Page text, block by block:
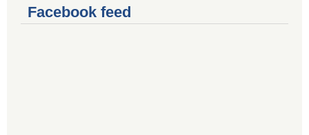
Facebook feed